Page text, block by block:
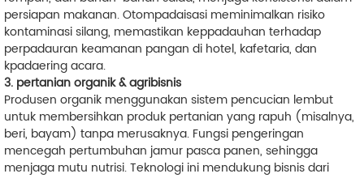
persiapan makanan. Otompadaisasi meminimalkan risiko
kontaminasi silang, memastikan keppadauhan terhadap
perpadauran keamanan pangan di hotel, kafetaria, dan
kpadaering acara.
3. pertanian organik & agribisnis
Produsen organik menggunakan sistem pencucian lembut
untuk membersihkan produk pertanian yang rapuh (misalnya,
beri, bayam) tanpa merusaknya. Fungsi pengeringan
mencegah pertumbuhan jamur pasca panen, sehingga
menjaga mutu nutrisi. Teknologi ini mendukung bisnis dari